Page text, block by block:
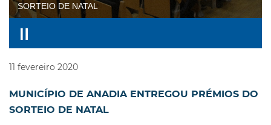
SORTEIO DE NATAL
11 fevereiro 2020
MUNICÍPIO DE ANADIA ENTREGOU PRÉMIOS DO
SORTEIO DE NATAL